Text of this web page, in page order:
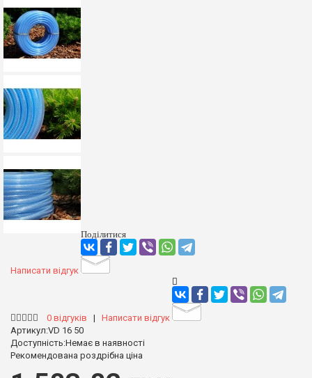
Флорія
Export
Шланги поливальні
Виробництво Італія
Виробництво Туреччина
Шланги, що сочаться
Написати відгук
Поділитися
0 відгуків | Написати відгук
Артикул:VD 16 50
Доступність:Немає в наявності
Рекомендована роздрібна ціна